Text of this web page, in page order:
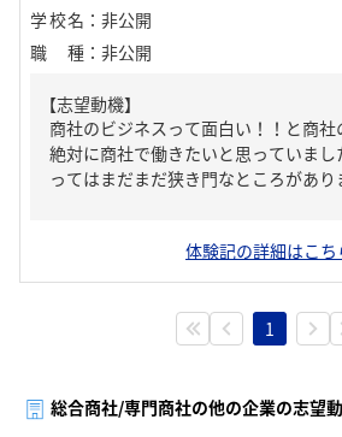
学校名 ： 非公開
職種 ： 非公開
【志望動機】
商社のビジネスって面白い！！と商社
絶対に商社で働きたいと思っていまし
ってはまだまだ狭き門なところがあ
体験記の詳細はこち
1
総合商社/専門商社の他の企業の志望